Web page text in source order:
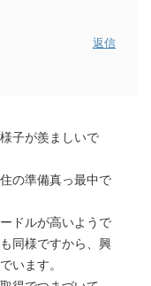
返信
子が羨ましいで
の準備真っ最中で
ドルが高いようで
同様ですから、興
います。